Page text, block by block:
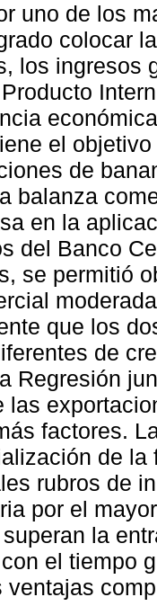
uno de los
colocar
los ingresos
el
de
balanza
en la
del Banco
se permitió
que los
de
Regresión
las
factores.
de
rubros de
por el
la
el tiempo
ventajas